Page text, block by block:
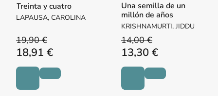
Treinta y cuatro
LAPAUSA, CAROLINA
19,90 €
18,91 €
Una semilla de un
millón de años
KRISHNAMURTI, JIDDU
14,00 €
13,30 €